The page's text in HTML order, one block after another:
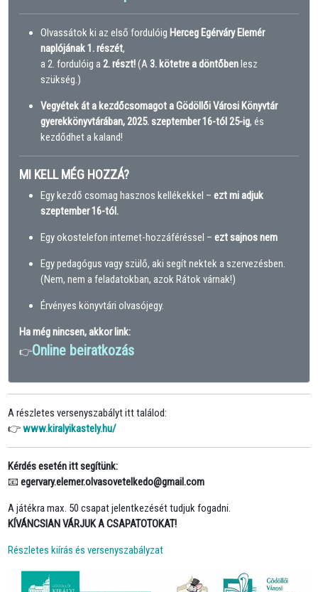
Olvassátok ki az első fordulóig Herceg Egérváry Elemér
naplójának 1. részét,
a 2. fordulóig a2. részt!(A3. kötetre a döntőbenlesz
szükség.)
Vegyétek át a kezdőcsomagot a Gödöllői Városi Könyvtár
gyerekkönyvtárában,2025. szeptember 16-tól 25-ig, és
kezdődhet a kaland!
MI KELL MÉG HOZZÁ?
Egy kezdő csomag hasznos kellékekkel –ezt mi adjuk
szeptember 16-tól.
Egy okostelefon internet-hozzáféréssel –ezt sajnos nem
Egy pedagógus vagy szülő, aki segít nektek a szervezésben.
(Nem, nem a feladatokban, azok Rátok várnak!)
Érvényes könyvtári olvasójegy.
Ha még nincsen, akkor link:
👉Online beiratkozás
A részletes versenyszabályt itt találod:
👉www.kiralyikastely.hu/
Kérdés esetén itt segítünk:
📧egervary.elemer.olvasovetelkedo@gmail.com
A játékra max. 50 csapat jelentkezését tudjuk fogadni.
KÍVÁNCSIAN VÁRJUK A CSAPATOTOKAT!
Részletes kiírás és versenyszabályzat